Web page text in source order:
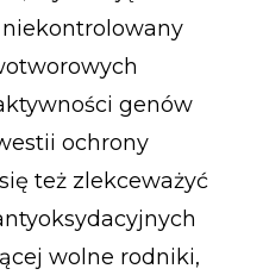
genów
ochrony
też zlekceważyć
wolne rodniki,